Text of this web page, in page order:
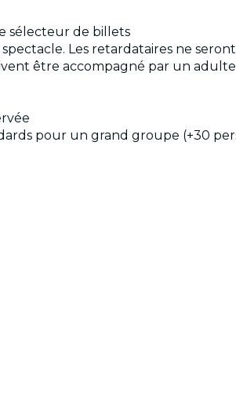
sélecteur de billets
Les retardataires ne
être accompagné par un adulte
pour un grand groupe (+30